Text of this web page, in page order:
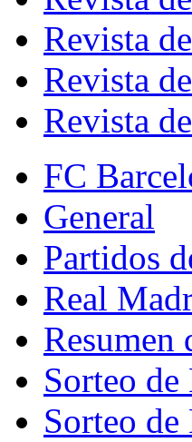
Revista
Revista
Revista
FC
General
Partidos
Real
Resumen
Sorteo de
Sorteo